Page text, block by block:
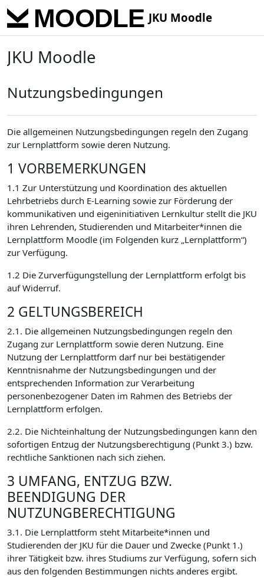
Skip to main content
JKU Moodle
JKU Moodle
Nutzungsbedingungen
Die allgemeinen Nutzungsbedingungen regeln den Zugang
zur Lernplattform sowie deren Nutzung.
1 VORBEMERKUNGEN
1.1 Zur Unterstützung und Koordination des aktuellen
Lehrbetriebs durch E-Learning sowie zur Förderung der
kommunikativen und eigeninitiativen Lernkultur stellt die JKU
ihren Lehrenden, Studierenden und Mitarbeiter*innen die
Lernplattform Moodle (im Folgenden kurz „Lernplattform“)
zur Verfügung.
1.2 Die Zurverfügungstellung der Lernplattform erfolgt bis
auf Widerruf.
2 GELTUNGSBEREICH
2.1. Die allgemeinen Nutzungsbedingungen regeln den
Zugang zur Lernplattform sowie deren Nutzung. Eine
Nutzung der Lernplattform darf nur bei bestätigender
Kenntnisnahme der Nutzungsbedingungen und der
entsprechenden Information zur Verarbeitung
personenbezogener Daten im Rahmen des Betriebs der
Lernplattform erfolgen.
2.2. Die Nichteinhaltung der Nutzungsbedingungen kann den
sofortigen Entzug der Nutzungsberechtigung (Punkt 3.) bzw.
rechtliche Sanktionen nach sich ziehen.
3 UMFANG, ENTZUG BZW.
BEENDIGUNG DER
NUTZUNGBERECHTIGUNG
3.1. Die Lernplattform steht Mitarbeite*innen und
Studierenden der JKU für die Dauer und Zwecke (Punkt 1.)
ihrer Tätigkeit bzw. ihres Studiums zur Verfügung, sofern sich
aus den folgenden Bestimmungen nichts anderes ergibt.